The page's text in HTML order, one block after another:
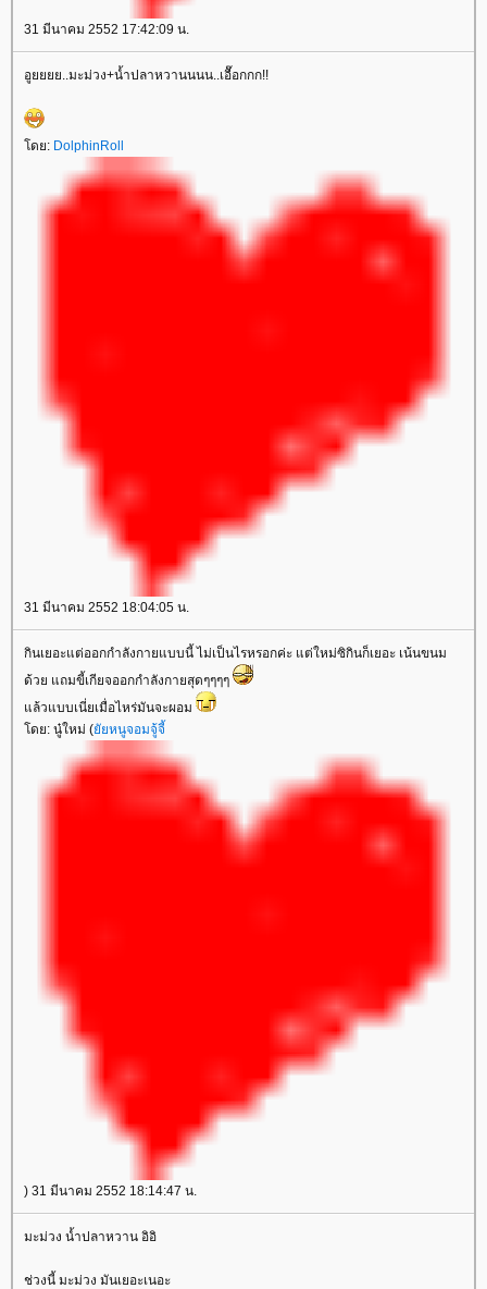
31 มีนาคม 2552 17:42:09 น.
อูยยยย..มะม่วง+น้ำปลาหวานนนน..เอื๊อกกก!!
ดย: DolphinRoll
31 มีนาคม 2552 18:04:05 น.
กินเยอะแต่ออกกำลังกายแบบนี้ ไม่เป็นไรหรอกค่ะ แต่ใหม่ซิกินก็เยอะ เน้นขนม
ด้วย แถมขี้เกียจออกกำลังกายสุดๆๆๆๆ
ล้วแบบเนี่ยเมื่อไหร่มันจะผอม
ดย: นู๋ใหม่ (ัยหนูจอมจู้จี้
) 31 มีนาคม 2552 18:14:47 น.
มะม่วง น้ำปลาหวาน อิอิ
ช่วงนี้ มะม่วง มันเยอะเนอะ